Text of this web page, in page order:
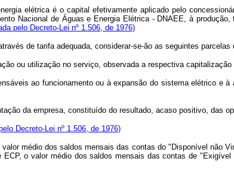
elétrica é o capital efetivamente aplicado pelo
Nacional de Águas e Energia Elétrica - DNAEE, à
pelo Decreto-Lei nº 1.506, de 1976)
de tarifa adequada, considerar-se-ão as seguintes
ou utilização no serviço, observada a respectiva
ao funcionamento ou à expansão do sistema elétrico
da empresa, constituído do resultado, acaso positivo,
Decreto-Lei nº 1.506, de 1976)
médio dos saldos mensais das contas do "Disponível não
ECP, o valor médio dos saldos mensais das contas de